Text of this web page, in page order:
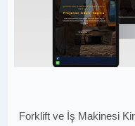
Forklift ve İş Makinesi